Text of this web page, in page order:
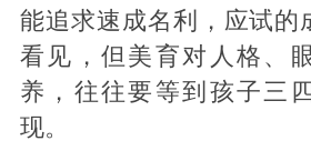
能追求速成名利，应试的
看见，但美育对人格、
养，往往要等到孩子三
现。